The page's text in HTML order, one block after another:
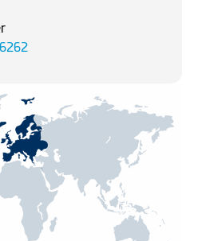
35010 Vigonza (PD)
Gdynia
44 88
Services GmbH –